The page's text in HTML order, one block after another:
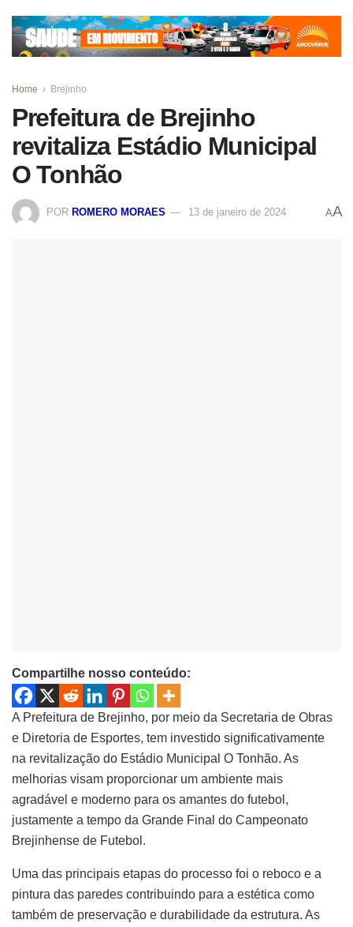
Home Brejinho
Prefeitura de Brejinho
revitaliza Estádio Municipal
O Tonhão
POR ROMERO MORAES 13 de janeiro de 2024 AA
Compartilhe nosso conteúdo:
A Prefeitura de Brejinho, por meio da Secretaria de Obras
e Diretoria de Esportes, tem investido significativamente
na revitalização do Estádio Municipal O Tonhão. As
melhorias visam proporcionar um ambiente mais
agradável e moderno para os amantes do futebol,
justamente a tempo da Grande Final do Campeonato
Brejinhense de Futebol.
Uma das principais etapas do processo foi o reboco e a
pintura das paredes contribuindo para a estética como
também de preservação e durabilidade da estrutura. As